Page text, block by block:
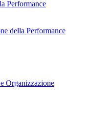
Performance
della Performance
Organizzazione